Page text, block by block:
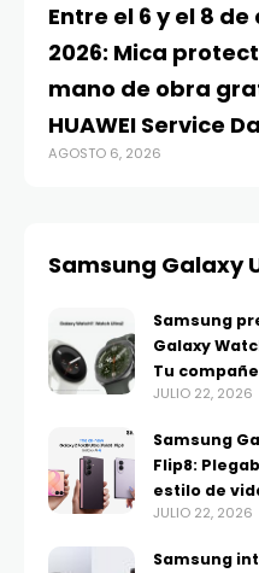
Entre el 6 y el 8
2026: Mica
mano de obra
HUAWEI Service
AGOSTO 6, 2026
Samsung Galaxy
Samsung
Galaxy
Tu
JULIO 22, 2026
Samsung
Flip8:
estilo de
JULIO 22, 2026
Samsung